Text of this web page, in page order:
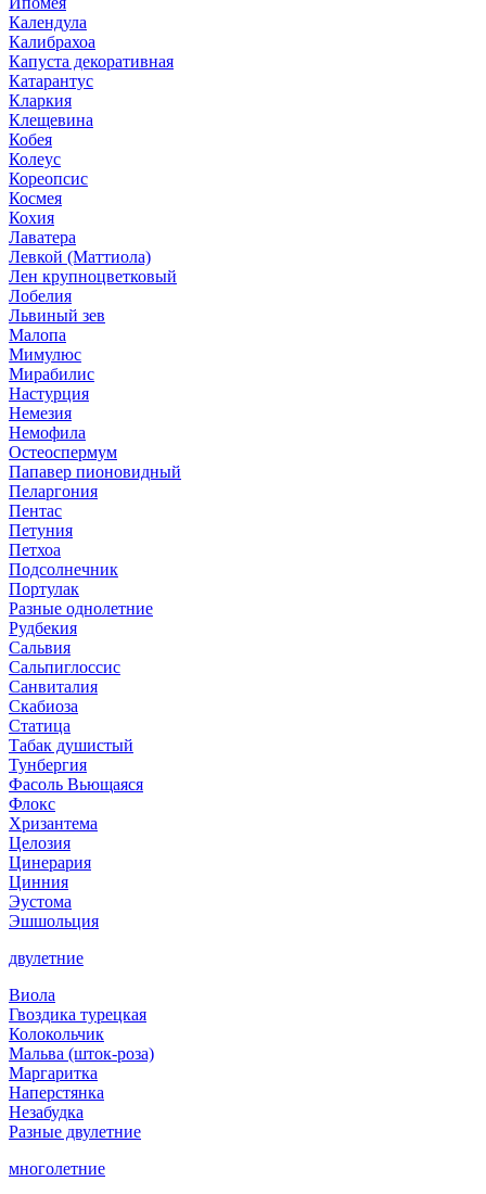
Календула
Калибрахоа
Капуста декоративная
Катарантус
Кларкия
Клещевина
Кобея
Колеус
Кореопсис
Космея
Кохия
Лаватера
Левкой (Маттиола)
Лен крупноцветковый
Лобелия
Львиный зев
Малопа
Мимулюс
Мирабилис
Настурция
Немезия
Немофила
Остеоспермум
Папавер пионовидный
Пеларгония
Пентас
Петуния
Петхоа
Подсолнечник
Портулак
Разные однолетние
Рудбекия
Сальвия
Сальпиглоссис
Санвиталия
Скабиоза
Статица
Табак душистый
Тунбергия
Фасоль Вьющаяся
Флокс
Хризантема
Целозия
Цинерария
Цинния
Эустома
Эшшольция
двулетние
Виола
Гвоздика турецкая
Колокольчик
Мальва (шток-роза)
Маргаритка
Наперстянка
Незабудка
Разные двулетние
многолетние